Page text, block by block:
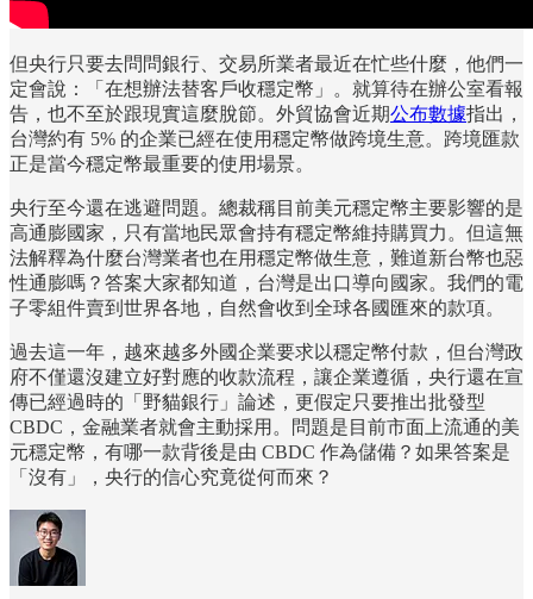
但央行只要去問問銀行、交易所業者最近在忙些什麼，他們一
定會說：「在想辦法替客戶收穩定幣」。就算待在辦公室看報
告，也不至於跟現實這麼脫節。外貿協會近期公布數據指出，
台灣約有 5% 的企業已經在使用穩定幣做跨境生意。跨境匯款
正是當今穩定幣最重要的使用場景。
央行至今還在逃避問題。總裁稱目前美元穩定幣主要影響的是
高通膨國家，只有當地民眾會持有穩定幣維持購買力。但這無
法解釋為什麼台灣業者也在用穩定幣做生意，難道新台幣也惡
性通膨嗎？答案大家都知道，台灣是出口導向國家。我們的電
子零組件賣到世界各地，自然會收到全球各國匯來的款項。
過去這一年，越來越多外國企業要求以穩定幣付款，但台灣政
府不僅還沒建立好對應的收款流程，讓企業遵循，央行還在宣
傳已經過時的「野貓銀行」論述，更假定只要推出批發型
CBDC，金融業者就會主動採用。問題是目前市面上流通的美
元穩定幣，有哪一款背後是由 CBDC 作為儲備？如果答案是
「沒有」，央行的信心究竟從何而來？